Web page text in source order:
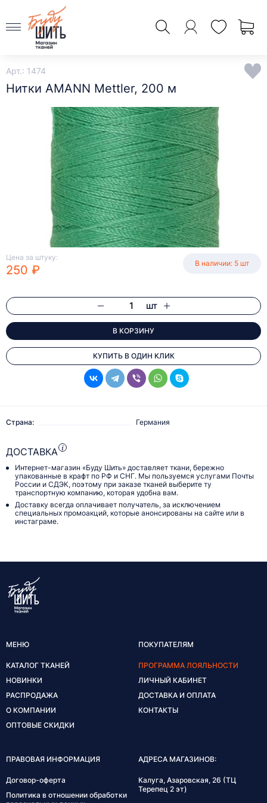
Арт.: 1474
Нитки AMANN Mettler, 200 м
Цена за штуку:
250 ₽ В наличии: 5 шт
шт
В КОРЗИНУ
КУПИТЬ В ОДИН КЛИК
Страна: Германия
ДОСТАВКА
Интернет-магазин «Буду Шить» доставляет ткани, бережно
упакованные в крафт по РФ и СНГ. Мы пользуемся услугами Почты
России и СДЭК, поэтому при заказе тканей выберите ту
транспортную компанию, которая удобна вам.
Доставку всегда оплачивает получатель, за исключением
специальных промоакций, которые анонсированы на сайте или в
инстаграме.
МЕНЮ
КАТАЛОГ ТКАНЕЙ
НОВИНКИ
РАСПРОДАЖА
О КОМПАНИИ
ОПТОВЫЕ СКИДКИ
ПОКУПАТЕЛЯМ
ПРОГРАММА ЛОЯЛЬНОСТИ
ЛИЧНЫЙ КАБИНЕТ
ДОСТАВКА И ОПЛАТА
КОНТАКТЫ
ПРАВОВАЯ ИНФОРМАЦИЯ
Договор-оферта
Политика в отношении обработки
АДРЕСА МАГАЗИНОВ:
Калуга, Азаровская, 26 (ТЦ
Терепец 2 эт)